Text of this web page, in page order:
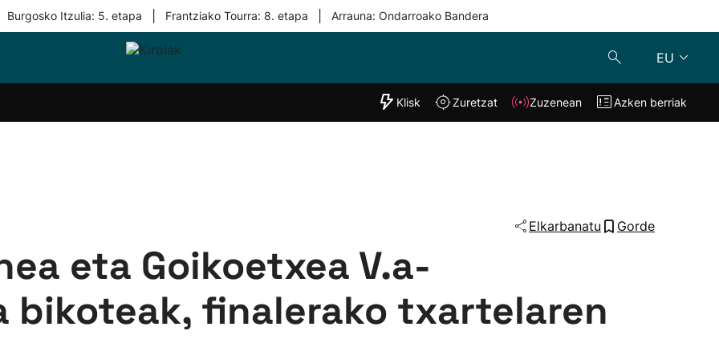
Burgosko Itzulia: 5. etapa Frantziako Tourra: 8. etapa Arrauna: Ondarroako Bandera
EU
Taldeak
"Helmuga"
Klisk Zuzenean
Klisk Zuretzat Zuzenean Azken berriak
Elkarbanatu Gorde
eta Goikoetxea V.a-
bikoteak, finalerako txartelaren